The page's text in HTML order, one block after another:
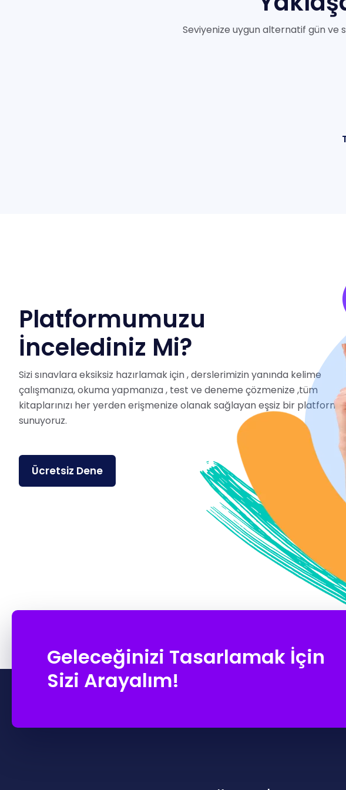
Seviyenize uygun alternatif gün ve
Platformumuzu
İncelediniz Mi?
Sizi sınavlara eksiksiz hazırlamak için , derslerimizin yanında kelime
çalışmanıza, okuma yapmanıza , test ve deneme çözmenize ,tüm
kitaplarınızı her yerden erişmenize olanak sağlayan eşsiz bir platform
sunuyoruz.
Ücretsiz Dene
Geleceğinizi Tasarlamak İçin
Sizi Arayalım!